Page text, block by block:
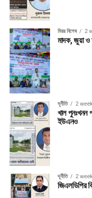
মিরর বিশেষ 2
মাদক, জুয়া ও
দূর্নীতি 2
খাল পুনঃখনন
ইউএনও
দূর্নীতি 2
জিএলডিপির